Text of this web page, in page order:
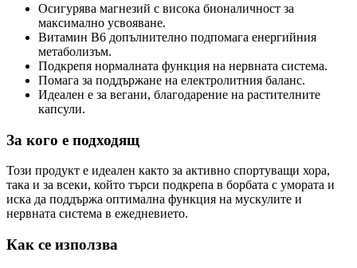
Осигурява магнезий с висока бионаличност за
максимално усвояване.
Витамин B6 допълнително подпомага енергийния
метаболизъм.
Подкрепя нормалната функция на нервната система.
Помага за поддържане на електролитния баланс.
Идеален е за вегани, благодарение на растителните
капсули.
За кого е подходящ
Този продукт е идеален както за активно спортуващи хора,
така и за всеки, който търси подкрепа в борбата с умората и
иска да поддържа оптимална функция на мускулите и
нервната система в ежедневието.
Как се използва